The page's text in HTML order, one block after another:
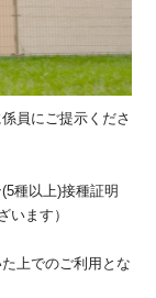
員にご提示くださ
種以上)接種証明
います）
上でのご利用とな